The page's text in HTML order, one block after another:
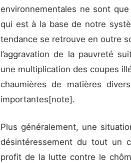
environnementales ne sont
qui est à la base de notre
tendance se retrouve en outre
l’aggravation de la pauvreté
une multiplication des coupes
chaumières de matières
importantes[note].
Plus généralement, une
désintéressement du tout un
profit de la lutte contre le